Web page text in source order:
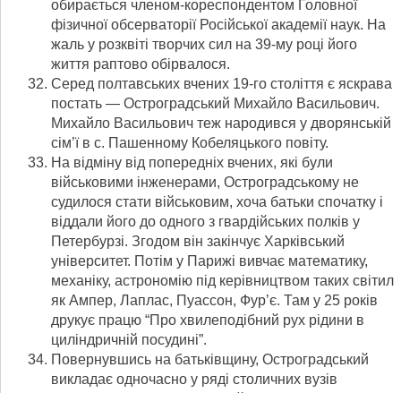
обирається членом-кореспондентом Головної
фізичної обсерваторії Російської академії наук. На
жаль у розквіті творчих сил на 39-му році його
життя раптово обірвалося.
Серед полтавських вчених 19-го століття є яскрава
постать — Остроградський Михайло Васильович.
Михайло Васильович теж народився у дворянській
сім’ї в с. Пашенному Кобеляцького повіту.
На відміну від попередніх вчених, які були
військовими інженерами, Остроградському не
судилося стати військовим, хоча батьки спочатку і
віддали його до одного з гвардійських полків у
Петербурзі. Згодом він закінчує Харківський
університет. Потім у Парижі вивчає математику,
механіку, астрономію під керівництвом таких світил
як Ампер, Лаплас, Пуассон, Фур’є. Там у 25 років
друкує працю “Про хвилеподібний рух рідини в
циліндричній посудині”.
Повернувшись на батьківщину, Остроградський
викладає одночасно у ряді столичних вузів